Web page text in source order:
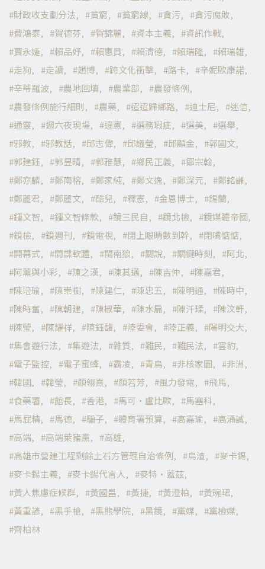
財政收支劃分法
貧窮 貧窮線 貪污
貪污腐敗
費鴻泰
賀德芬 賀錦麗 資本主義
資訊作戰
賈永婕
賴品妤 賴惠員 賴清德 賴瑞隆
賴瑞雄
走狗
走讀 趙博 跨文化衝擊 路卡
辛妮歐康諾
辛蒂羅波
農地回填 農業部
農發條例
農發條例施行細則
農藥 迢迢歸鄉路 迪士尼
迷信
通靈
週六夜現場 違憲 選務瑕疵 選美
選舉
邪教
邪教話 邱志偉 邱議瑩 邱顯金
郭國文
郭建鈺
郭昱晴 郭雅慧 鄉民正義
鄒宗翰
鄭亦麟
鄭南榕 鄭家純 鄭文逸 鄭深元
鄭銘謙
鄭麗君
鄭麗文 酷兒 釋憲 金恩博士
錫蘭
鍾文智
鍾文智條款 鏡三民自 鏡北檢
鏡媒體帝國
鏡檢
鏡週刊 鏡電視 閉上眼睛數到幹
閉嘴惦惦
開幕式
間諜軟體 閩南狼 關說 關鍵時刻
阿北
阿薰與小彩
陳之漢 陳其邁 陳吉仲
陳嘉君
陳培瑜
陳崇樹 陳建仁 陳忠五 陳明通
陳時中
陳時奮
陳朝建 陳椒華 陳水扁 陳汘瑈
陳汶軒
陳瑩
陳耀祥 陳鈺馥 陸委會 陸正義
陽明交大
集會遊行法
集遊法 雜質 難民 難民法
雲豹
電子監控
電子蜜蜂 霸凌 青鳥 非核家園
非洲
韓國
韓瑩 顏翎熹 顏若芳 風力發電
飛馬
食藥署
館長 香港 馬可·盧比歐
馬塞科
馬屁精
馬德 騙子 體育署預算 高嘉瑜
高涌誠
高端
高端萊豬黨
高雄
高雄市營建工程剩餘土石方管理自治條例
鳥渣
麥卡錫
麥卡錫主義
麥卡錫代言人
麥特·蓋茲
黃人焦慮症候群
黃國昌 黃捷 黃澄柏
黃琬珺
黃重諺
黑手槍 黑熊學院 黑鏡 黨媒
黨檢媒
齊柏林